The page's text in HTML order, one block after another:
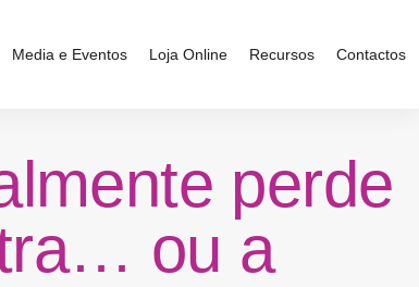
Media e Eventos Loja Online Recursos Contactos
perde
ou a